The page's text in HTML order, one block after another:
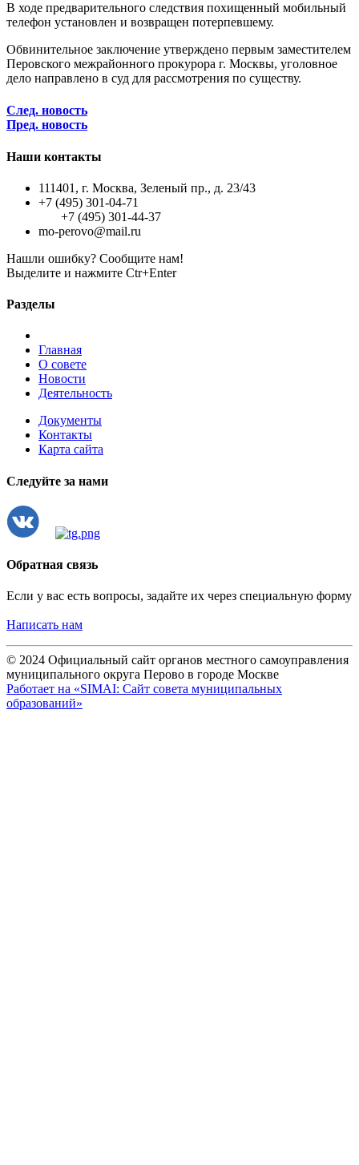
В ходе предварительного следствия похищенный мобильный
телефон установлен и возвращен потерпевшему.
Обвинительное заключение утверждено первым заместителем
Перовского межрайонного прокурора г. Москвы, уголовное
дело направлено в суд для рассмотрения по существу.
След. новость
Пред. новость
Наши контакты
111401, г. Москва, Зеленый пр., д. 23/43
+7 (495) 301-04-71
+7 (495) 301-44-37
mo-perovo@mail.ru
Нашли ошибку? Сообщите нам!
Выделите и нажмите Ctr+Enter
Разделы
Главная
О совете
Новости
Деятельность
Документы
Контакты
Карта сайта
Следуйте за нами
Обратная связь
Если у вас есть вопросы, задайте их через специальную форму
Написать нам
© 2024 Официальный сайт органов местного самоуправления
муниципального округа Перово в городе Москве
Работает на «SIMAI: Сайт совета муниципальных
образований»